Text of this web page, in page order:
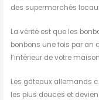
des supermarchés
La vérité est que les
bonbons une fois par an
l’intérieur de votre
Les gâteaux allemands
les plus douces et